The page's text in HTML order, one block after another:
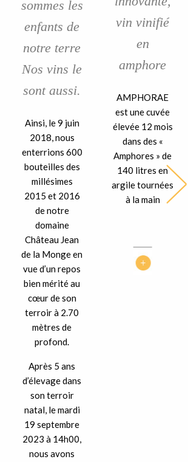
sommes les
enfants de
notre terre
Nos vins le
sont aussi.
Ainsi, le 9 juin
2018, nous
enterrions 600
bouteilles des
millésimes
2015 et 2016
de notre
domaine
Château Jean
de la Monge en
vue d’un repos
bien mérité au
cœur de son
terroir à 2.70
mètres de
profond.
Après 5 ans
d’élevage dans
son terroir
natal, le mardi
19 septembre
2023 à 14h00,
nous avons
vin vinifié
en
amphore
AMPHORAE
est une cuvée
élevée 12 mois
dans des «
Amphores » de
140 litres en
argile tournées
à la main